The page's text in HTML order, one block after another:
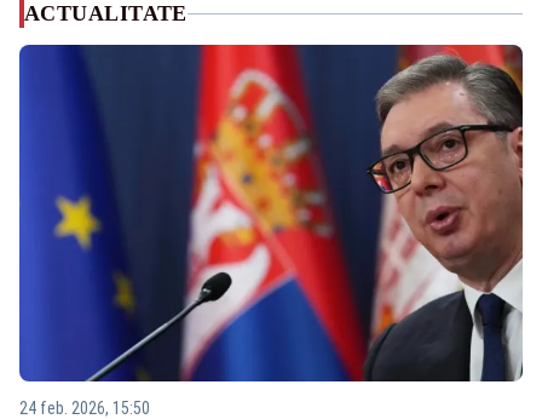
ACTUALITATE
24 feb. 2026, 15:50